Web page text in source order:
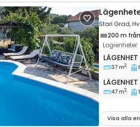
Next
Stari Grad,
200 m
Logienheter:
LÄGENHET
37 m2
Lägenhet
LÄGENHET
47 m2
Visa alla